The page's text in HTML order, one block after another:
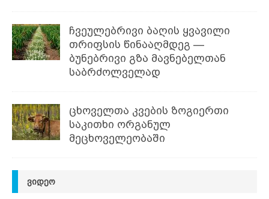
ჩვეულებრივი ბაღის ყვავილი
თრიფსის წინააღმდეგ —
ბუნებრივი გზა მავნებელთან
საბრძოლველად
ცხოველთა კვების ზოგიერთი
საკითხი ორგანულ
მეცხოველეობაში
ᲕᲘᲓᲔᲝ